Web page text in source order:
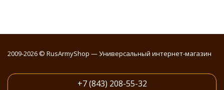
2009-2026 © RusArmyShop — Универсальный интернет-магазин
+7 (843) 208-55-32